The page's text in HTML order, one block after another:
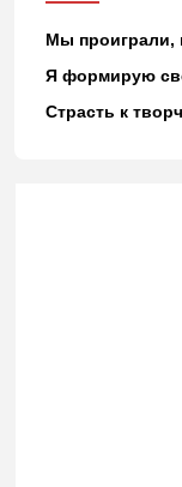
Мы проиграли,
Я формирую
Страсть к